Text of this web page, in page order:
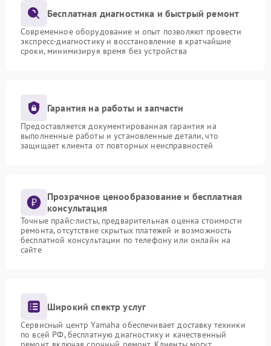
Бесплатная диагностика и быстрый ремонт
Современное оборудование и опыт позволяют провести
экспресс-диагностику и восстановление в кратчайшие
сроки, минимизируя время без устройства
Гарантия на работы и запчасти
Предоставляется документированная гарантия на
выполненные работы и установленные детали, что
защищает клиента от повторных неисправностей
Прозрачное ценообразование и бесплатная
консультация
Точные прайс-листы, предварительная оценка стоимости
ремонта, отсутствие скрытых платежей и возможность
бесплатной консультации по телефону или онлайн на
сайте
Широкий спектр услуг
Сервисный центр Yamaha обеспечивает доставку техники
по всей РФ, бесплатную диагностику и качественный